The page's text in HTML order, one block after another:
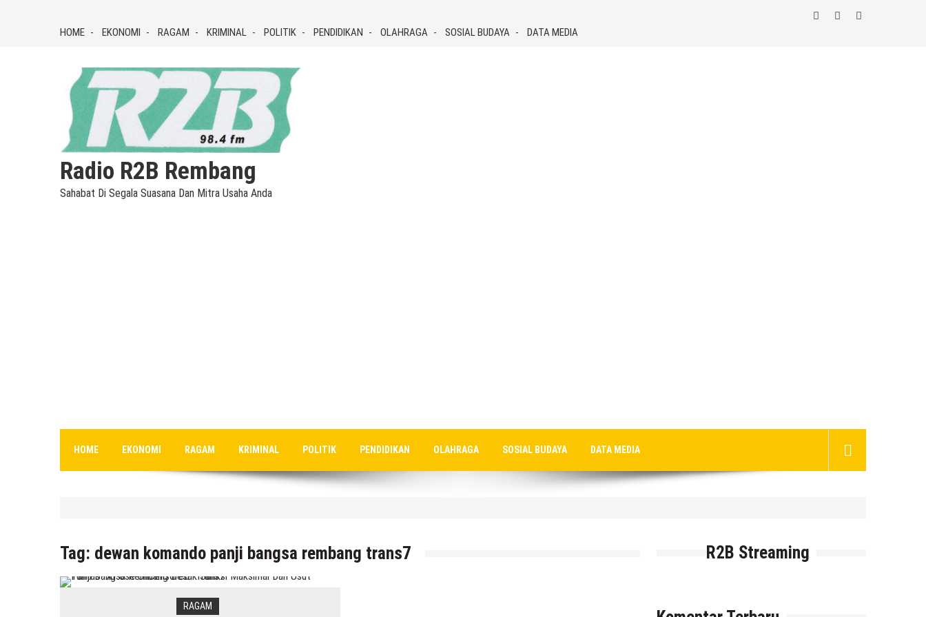
HOME EKONOMI RAGAM KRIMINAL POLITIK PENDIDIKAN OLAHRAGA SOSIAL BUDAYA DATA MEDIA
Radio R2B Rembang
Sahabat Di Segala Suasana Dan Mitra Usaha Anda
HOME EKONOMI RAGAM KRIMINAL POLITIK PENDIDIKAN OLAHRAGA SOSIAL BUDAYA DATA MEDIA
7 Agustus 2026 by musa r2b
Tag: dewan komando panji bangsa rembang trans7
RAGAM
R2B Streaming